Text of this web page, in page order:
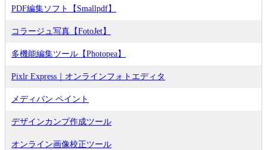
PDF編集ソフト【Smallpdf】
コラージュ写真【FotoJet】
多機能編集ツール【Photopea】
Pixlr Express｜オンラインフォトエディタ
メディバン ペイント
デザインカンプ作成ツール
オンライン画像校正ツール